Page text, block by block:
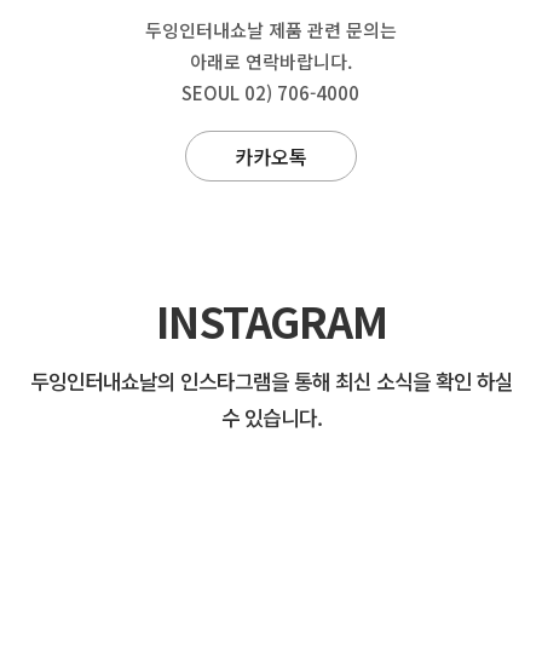
두잉인터내쇼날 제품 관련 문의는
아래로 연락바랍니다.
SEOUL 02) 706-4000
카카오톡
INSTAGRAM
두잉인터내쇼날의 인스타그램을 통해 최신 소식을 확인 하실
수 있습니다.